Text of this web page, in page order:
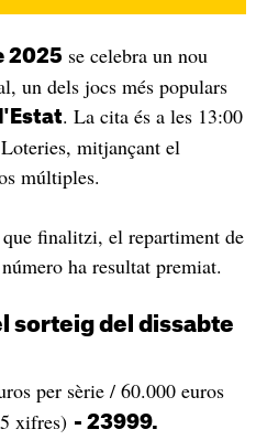
2025se celebra un nou
un dels jocs més populars
. La cita és a les 13:00
mitjançant el
múltiples.
finalitzi, el repartiment de
ha resultat premiat.
sorteig del dissabte
per sèrie / 60.000 euros
xifres) - 23999.